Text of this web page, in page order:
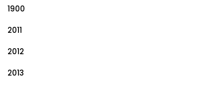
1900
2011
2012
2013